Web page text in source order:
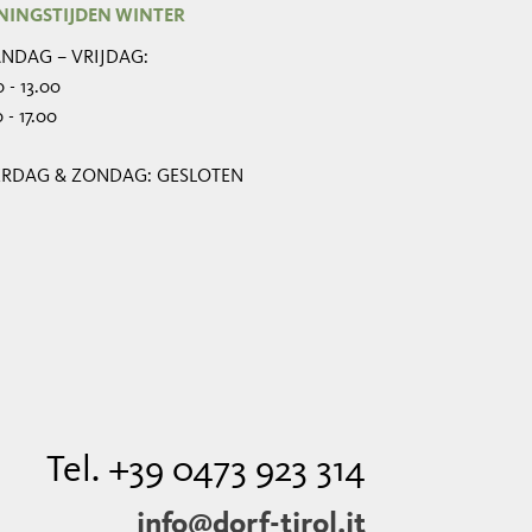
WINTER
– VRIJDAG:
- 13.00
- 17.00
& ZONDAG: GESLOTEN
Tel. +39 0473 923 314
info@dorf-tirol.it